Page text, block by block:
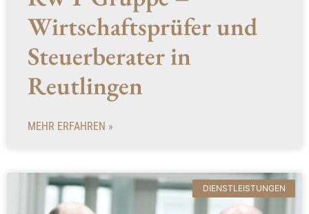
Wirtschaftsprüfer und
Steuerberater in
Reutlingen
MEHR ERFAHREN »
DIENSTLEISTUNGEN